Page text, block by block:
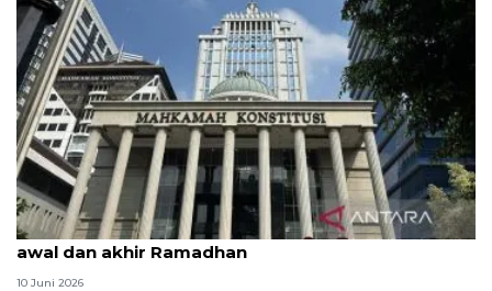
MK uji materi UU Peradilan Agama perihal isbat
awal dan akhir Ramadhan
10 Juni 2026